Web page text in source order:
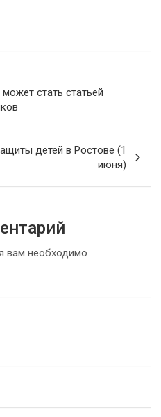
стать статьей
детей в Ростове (1
июня)
вам необходимо